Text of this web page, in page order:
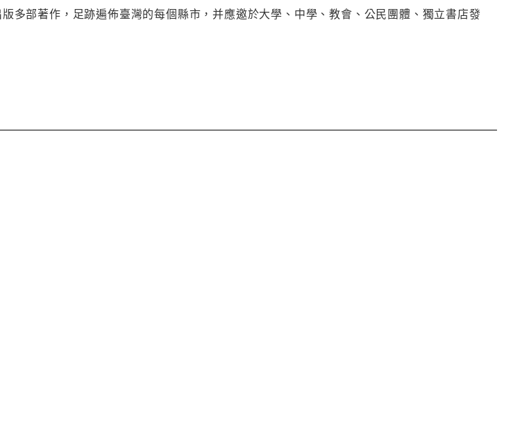
多部著作，足跡遍佈臺灣的每個縣市，并應邀於大學、中學、教會、公民團體、獨立書店發